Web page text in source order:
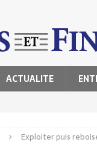
ACTUALITE
Exploiter puis